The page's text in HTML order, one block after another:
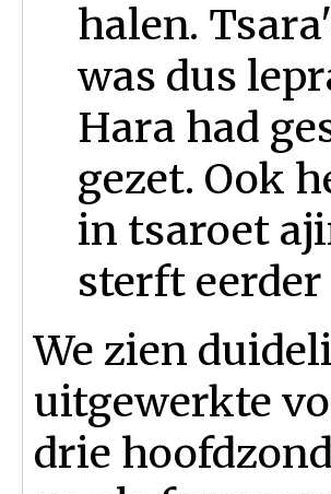
halen.
was dus
Hara had
gezet. Ook
in tsaroet
sterft eerder
We zien
uitgewerkte
drie